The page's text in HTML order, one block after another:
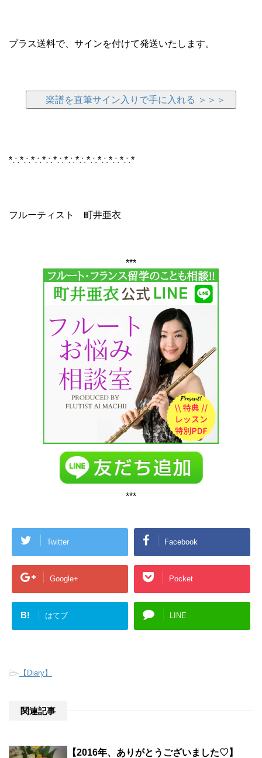
プラス送料で、 サインを付けて発送いたします。
楽譜を直筆サイン入りで手に入れる ＞＞＞
*∴*∴*∴*∴*∴*∴*∴*∴*∴*∴*∴*
フルーティスト 町井亜衣
***
***
Twitter Facebook
Google+ Pocket
B! はてブ LINE
- 【Diary】
関連記事
【2016年、ありがとうございました♡】